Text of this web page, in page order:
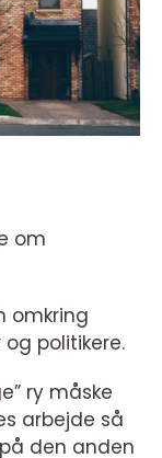
om
omkring
politikere.
ry måske
arbejde så
den anden